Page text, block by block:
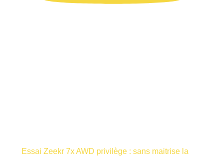
Essai Zeekr 7x AWD privilège : sans maitrise la